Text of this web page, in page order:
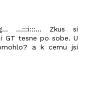
...:::i:::... Zkus si
GT tesne po sobe. U
a k cemu jsi